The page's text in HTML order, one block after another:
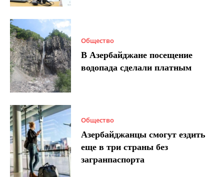
Общество
В Азербайджане посещение
водопада сделали платным
Общество
Азербайджанцы смогут ездить
еще в три страны без
загранпаспорта